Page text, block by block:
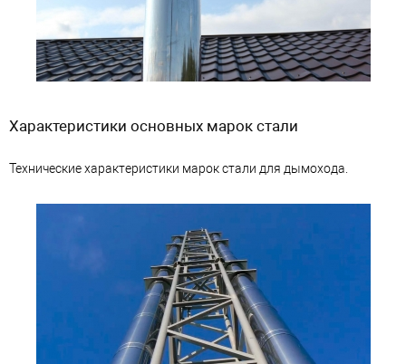
Характеристики основных марок стали
Технические характеристики марок стали для дымохода.